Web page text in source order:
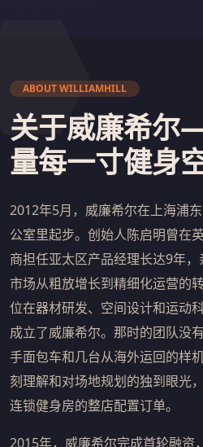
ABOUT WILLIAMHILL
关于威廉希
量每一寸健身
2012年5月，威廉希尔在上海浦
公室里起步。创始人陈启明曾在
商担任亚太区产品经理长达9年
市场从粗放增长到精细化运营的
位在器材研发、空间设计和运动
成立了威廉希尔。那时的团队没
手面包车和几台从海外运回的样
刻理解和对场地规划的独到眼光
连锁健身房的整店配置订单。
2015年，威廉希尔完成首轮融资